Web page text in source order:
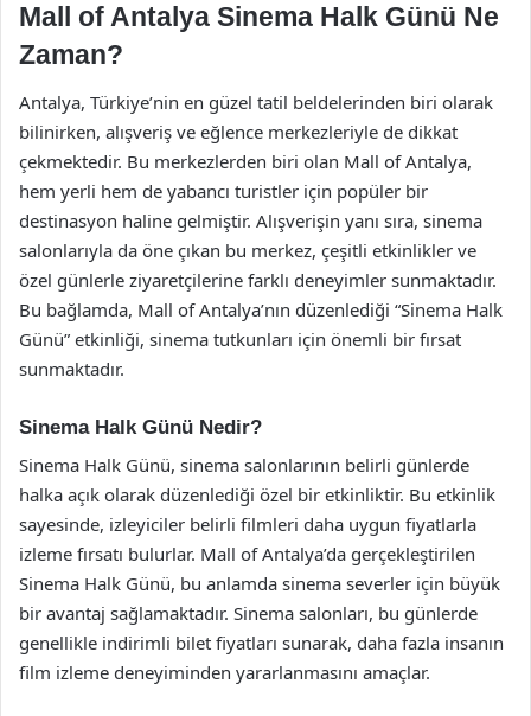
Mall of Antalya Sinema Halk Günü Ne
Zaman?
Antalya, Türkiye’nin en güzel tatil beldelerinden biri olarak
bilinirken, alışveriş ve eğlence merkezleriyle de dikkat
çekmektedir. Bu merkezlerden biri olan Mall of Antalya,
hem yerli hem de yabancı turistler için popüler bir
destinasyon haline gelmiştir. Alışverişin yanı sıra, sinema
salonlarıyla da öne çıkan bu merkez, çeşitli etkinlikler ve
özel günlerle ziyaretçilerine farklı deneyimler sunmaktadır.
Bu bağlamda, Mall of Antalya’nın düzenlediği “Sinema Halk
Günü” etkinliği, sinema tutkunları için önemli bir fırsat
sunmaktadır.
Sinema Halk Günü Nedir?
Sinema Halk Günü, sinema salonlarının belirli günlerde
halka açık olarak düzenlediği özel bir etkinliktir. Bu etkinlik
sayesinde, izleyiciler belirli filmleri daha uygun fiyatlarla
izleme fırsatı bulurlar. Mall of Antalya’da gerçekleştirilen
Sinema Halk Günü, bu anlamda sinema severler için büyük
bir avantaj sağlamaktadır. Sinema salonları, bu günlerde
genellikle indirimli bilet fiyatları sunarak, daha fazla insanın
film izleme deneyiminden yararlanmasını amaçlar.